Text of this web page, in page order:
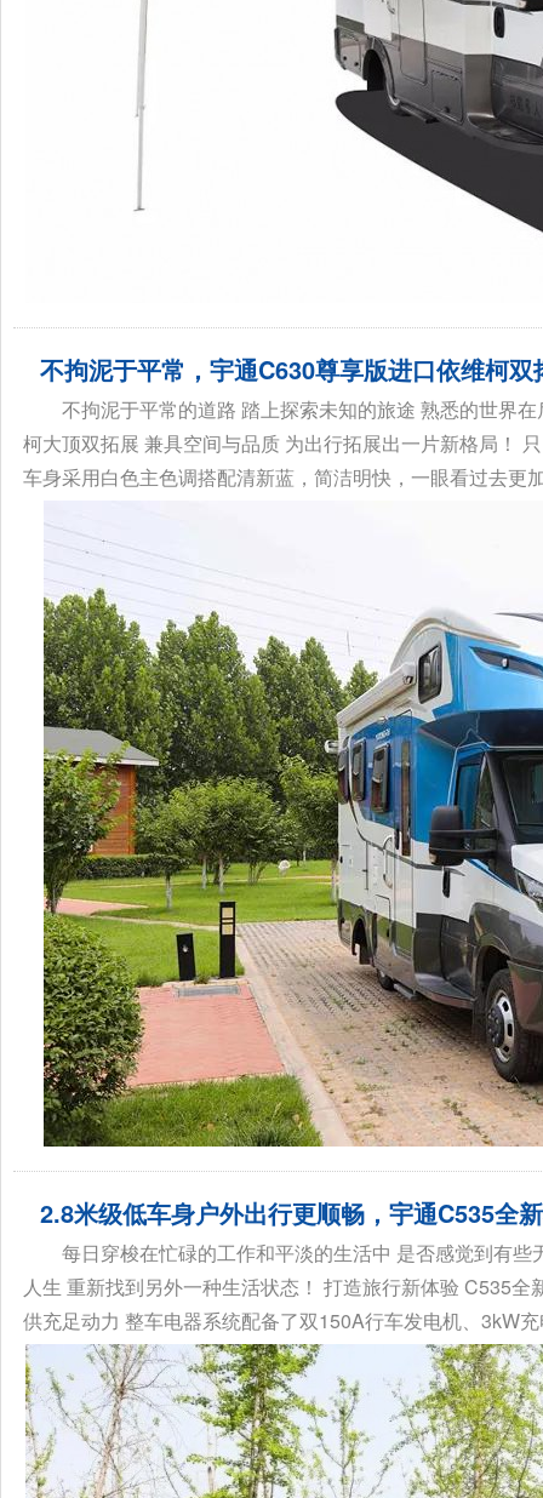
不拘泥于平常，宇通C630尊享版进口依维柯双
不拘泥于平常的道路 踏上探索未知的旅途 熟悉的世界
柯大顶双拓展 兼具空间与品质 为出行拓展出一片新格局！
车身采用白色主色调搭配清新蓝，简洁明快，一眼看过去更
2.8米级低车身户外出行更顺畅，宇通C535全
每日穿梭在忙碌的工作和平淡的生活中 是否感觉到有
人生 重新找到另外一种生活状态！ 打造旅行新体验 C535
供充足动力 整车电器系统配备了双150A行车发电机、3kW